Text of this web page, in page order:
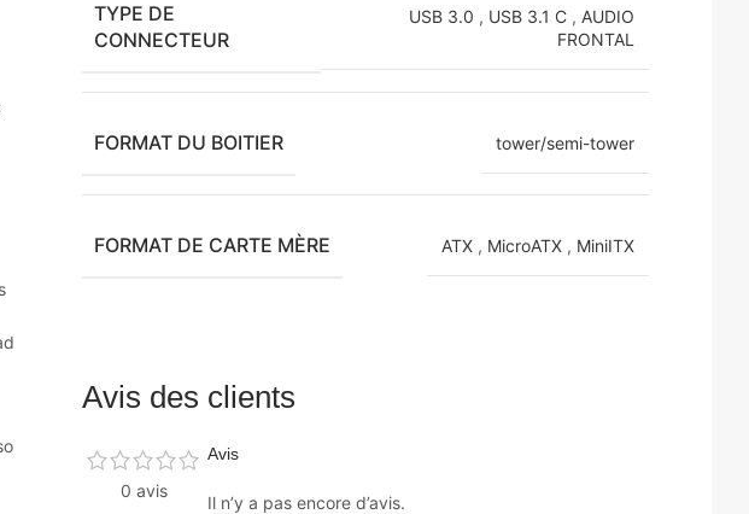
TYPE DE
CONNECTEUR
USB 3.0 , USB 3.1 C , AUDIO
FRONTAL
FORMAT DU BOITIER tower/semi-tower
FORMAT DE CARTE MÈRE ATX , MicroATX , MiniITX
Avis des clients
0 avis
Avis
Il n’y a pas encore d’avis.